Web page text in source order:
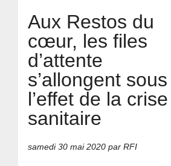
Aux Restos du
cœur, les files
d’attente
s’allongent sous
l’effet de la crise
sanitaire
samedi 30 mai 2020 par RFI